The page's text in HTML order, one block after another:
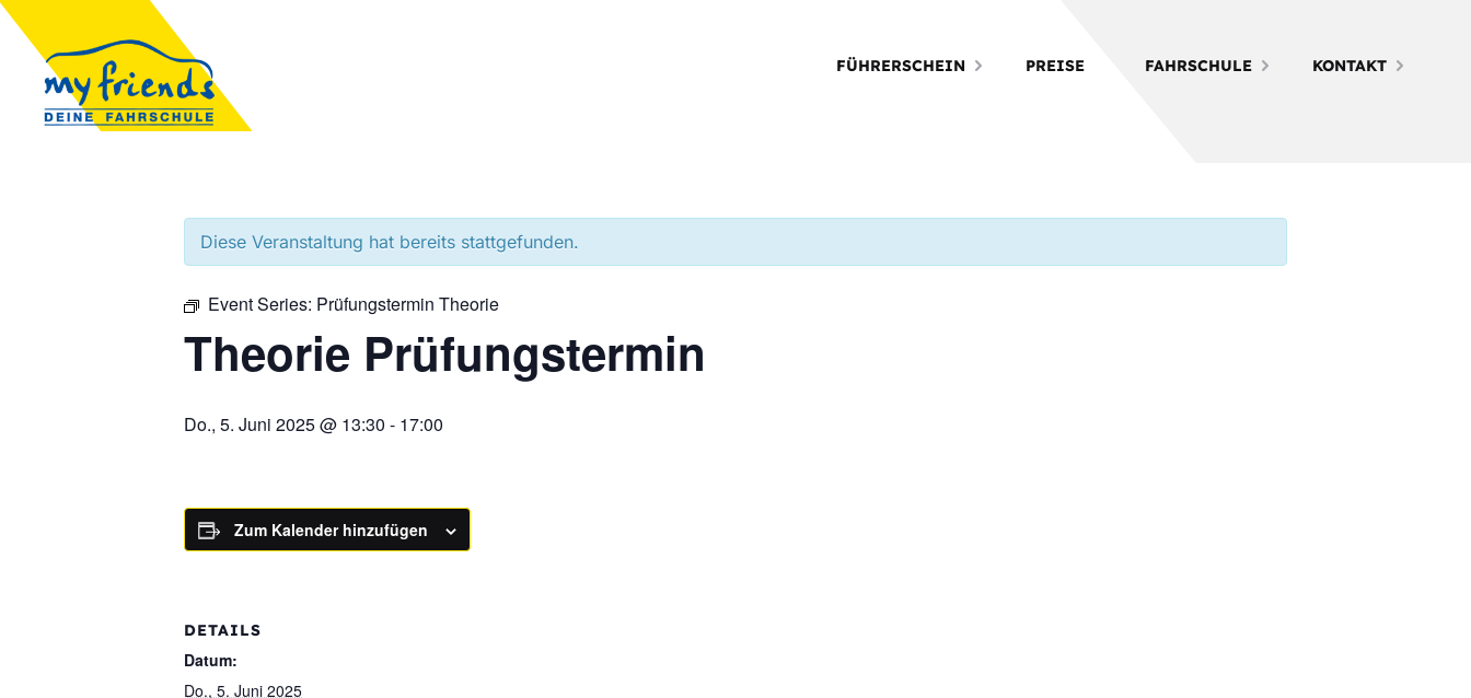
FÜHRERSCHEIN PREISE FAHRSCHULE KONTAKT
Diese Veranstaltung hat bereits stattgefunden.
Event Series: Prüfungstermin Theorie
Theorie Prüfungstermin
Do., 5. Juni 2025 @ 13:30 - 17:00
Zum Kalender hinzufügen
DETAILS
Datum:
Do., 5. Juni 2025